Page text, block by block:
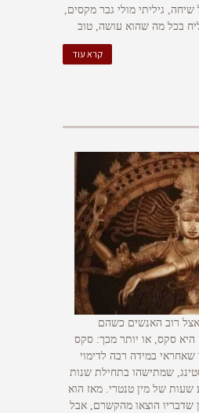
גיליתי מולי גבר מקסים,
בכל מה שהוא עושה, טוב
קרא עוד
רוב האנשים כשהם
סקס, או יותר מכך: סקס
במידה רבה לדימוי
שמתישהו בתחילת שנות
של מין טנטרי. מאז הוא
שדבריו הוצאו מהקשרם, אבל